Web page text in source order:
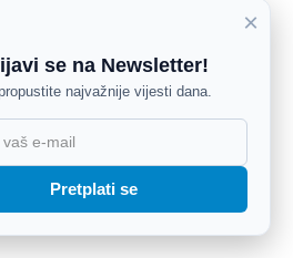
×
se na Newsletter!
najvažnije vijesti dana.
Pretplati se